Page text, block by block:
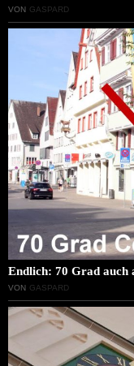
VON GASPARD
Endlich: 70 Grad
VON GASPARD